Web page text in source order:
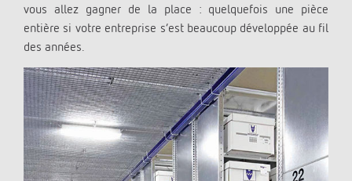
vous allez gagner de la place : quelquefois une pièce
entière si votre entreprise s’est beaucoup développée au fil
des années.